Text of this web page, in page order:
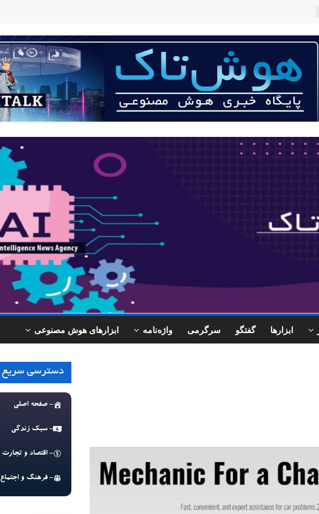
ابزارها گفتگو سرگرمی واژه‌نامه ابزارهای هوش مصنوعی
دسترسی سریع
- صفحه اصلی
- سبک زندگی
- اقتصاد و تجارت
- فرهنگ و اجتماع